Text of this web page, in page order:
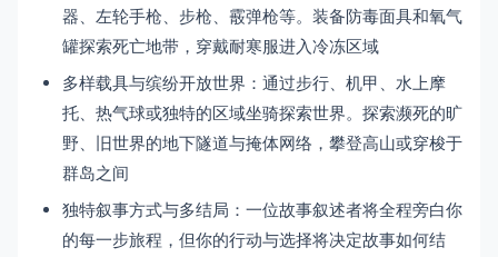
器、左轮手枪、步枪、霰弹枪等。装备防毒面具和氧气
罐探索死亡地带，穿戴耐寒服进入冷冻区域
多样载具与缤纷开放世界：通过步行、机甲、水上摩
托、热气球或独特的区域坐骑探索世界。探索濒死的旷
野、旧世界的地下隧道与掩体网络，攀登高山或穿梭于
群岛之间
独特叙事方式与多结局：一位故事叙述者将全程旁白你
的每一步旅程，但你的行动与选择将决定故事如何结